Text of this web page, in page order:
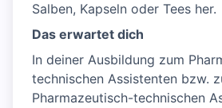
Salben, Kapseln oder Tees her.
Das erwartet dich
In deiner Ausbildung zum
technischen Assistenten bzw.
Pharmazeutisch-technischen